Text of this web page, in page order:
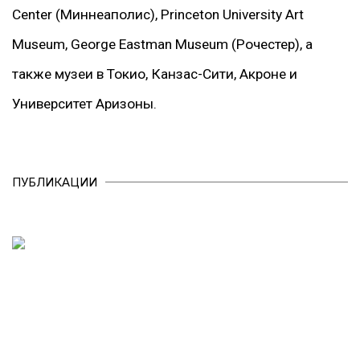
Center (Миннеаполис), Princeton University Art
Museum, George Eastman Museum (Рочестер), а
также музеи в Токио, Канзас-Сити, Акроне и
Университет Аризоны.
ПУБЛИКАЦИИ